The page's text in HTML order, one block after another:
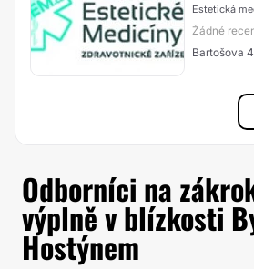
Estetická
Žádné
Bartošova
Odborníci na
výplně v blízkosti
Hostýnem